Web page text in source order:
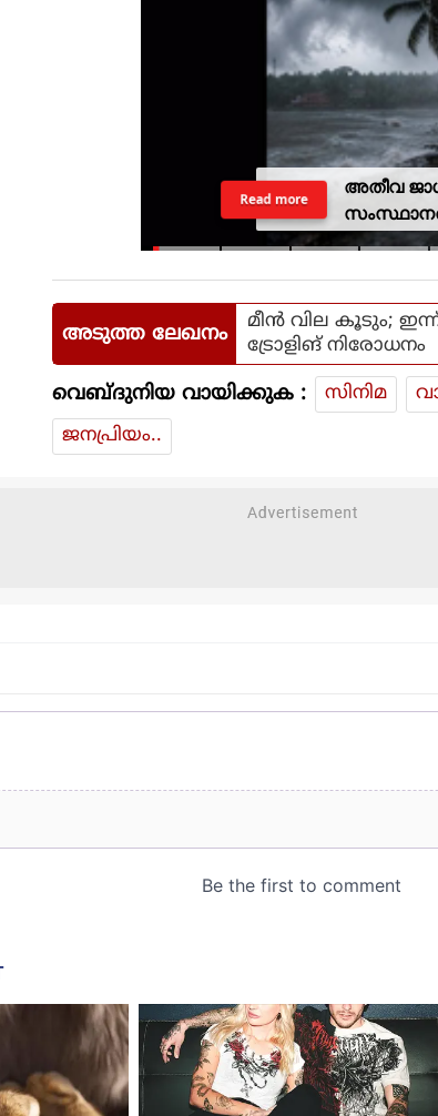
അതീവ
Read more
അടുത്ത ലേഖനം
മീന്‍ വില കൂടും;
ട്രോളിങ് നിരോധനം
വെബ്ദുനിയ വായിക്കുക : സിനിമ
ജനപ്രിയം..